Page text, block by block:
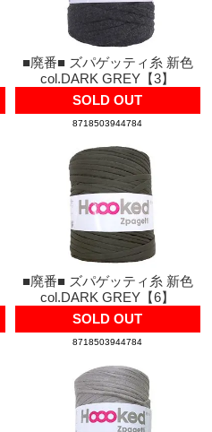
■廃番■ ズパゲッティ糸 新色
col.DARK GREY【3】
SOLD OUT
8718503944784
■廃番■ ズパゲッティ糸 新色
col.DARK GREY【6】
SOLD OUT
8718503944784